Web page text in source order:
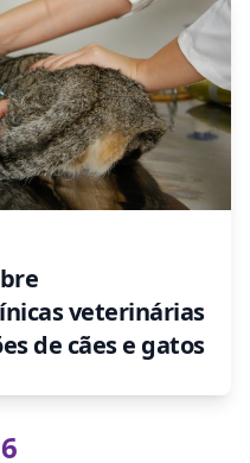
veterinárias
de cães e gatos